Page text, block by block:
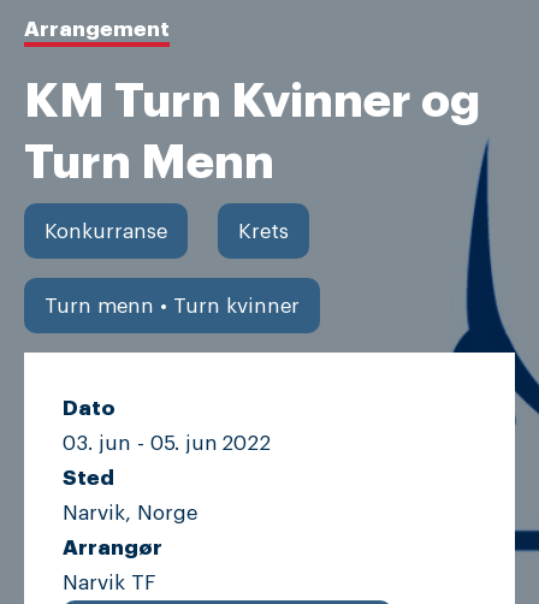
Arrangement
KM Turn Kvinner og
Turn Menn
Konkurranse Krets
Turn menn • Turn kvinner
Dato
03. jun - 05. jun 2022
Sted
Narvik, Norge
Arrangør
Narvik TF